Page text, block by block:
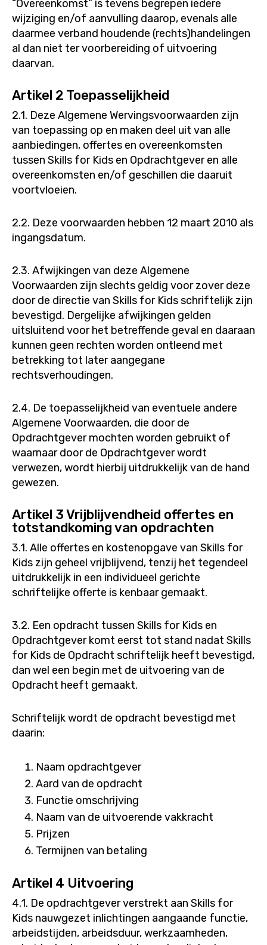
“Overeenkomst” is tevens begrepen iedere
wijziging en/of aanvulling daarop, evenals alle
daarmee verband houdende (rechts)handelingen
al dan niet ter voorbereiding of uitvoering
daarvan.
Artikel 2 Toepasselijkheid
2.1. Deze Algemene Wervingsvoorwaarden zijn
van toepassing op en maken deel uit van alle
aanbiedingen, offertes en overeenkomsten
tussen Skills for Kids en Opdrachtgever en alle
overeenkomsten en/of geschillen die daaruit
voortvloeien.
2.2. Deze voorwaarden hebben 12 maart 2010 als
ingangsdatum.
2.3. Afwijkingen van deze Algemene
Voorwaarden zijn slechts geldig voor zover deze
door de directie van Skills for Kids schriftelijk zijn
bevestigd. Dergelijke afwijkingen gelden
uitsluitend voor het betreffende geval en daaraan
kunnen geen rechten worden ontleend met
betrekking tot later aangegane
rechtsverhoudingen.
2.4. De toepasselijkheid van eventuele andere
Algemene Voorwaarden, die door de
Opdrachtgever mochten worden gebruikt of
waarnaar door de Opdrachtgever wordt
verwezen, wordt hierbij uitdrukkelijk van de hand
gewezen.
Artikel 3 Vrijblijvendheid offertes en
totstandkoming van opdrachten
3.1. Alle offertes en kostenopgave van Skills for
Kids zijn geheel vrijblijvend, tenzij het tegendeel
uitdrukkelijk in een individueel gerichte
schriftelijke offerte is kenbaar gemaakt.
3.2. Een opdracht tussen Skills for Kids en
Opdrachtgever komt eerst tot stand nadat Skills
for Kids de Opdracht schriftelijk heeft bevestigd,
dan wel een begin met de uitvoering van de
Opdracht heeft gemaakt.
Schriftelijk wordt de opdracht bevestigd met
daarin:
Naam opdrachtgever
Aard van de opdracht
Functie omschrijving
Naam van de uitvoerende vakkracht
Prijzen
Termijnen van betaling
Artikel 4 Uitvoering
4.1. De opdrachtgever verstrekt aan Skills for
Kids nauwgezet inlichtingen aangaande functie,
arbeidstijden, arbeidsduur, werkzaamheden,